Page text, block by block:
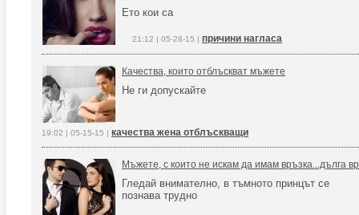
Ето кои са
21:12 | 05-28-15 | причини нагласа
Качества, които отблъскват мъжете
Не ги допускайте
19:02 | 05-15-15 | качества жена отблъскващи
Мъжете, с които не искам да имам връзка...дълга
Гледай внимателно, в тъмното принцът се
познава трудно